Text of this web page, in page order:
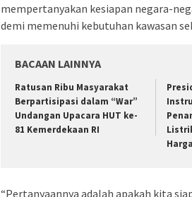
mempertanyakan kesiapan negara-
demi memenuhi kebutuhan kawasan
BACAAN LAINNYA
Ratusan Ribu Masyarakat
Berpartisipasi dalam “War”
Undangan Upacara HUT ke-
81 Kemerdekaan RI
“Pertanyaannya adalah apakah kita